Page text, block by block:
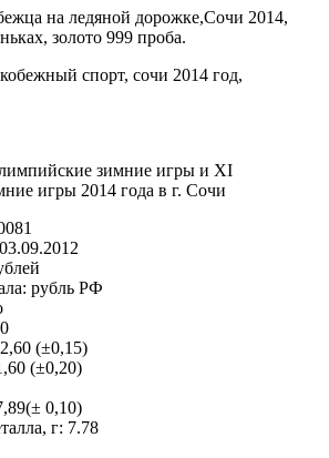
на ледяной дорожке,Сочи 2014,
золото 999 проба.
спорт, сочи 2014 год,
зимние игры и XI
игры 2014 года в г. Сочи
03.09.2012
рубль РФ
(±0,15)
(±0,20)
0,10)
г: 7.78